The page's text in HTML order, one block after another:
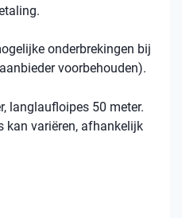
onderbrekingen bij
voorbehouden).
langlaufloipes 50 meter.
variëren, afhankelijk